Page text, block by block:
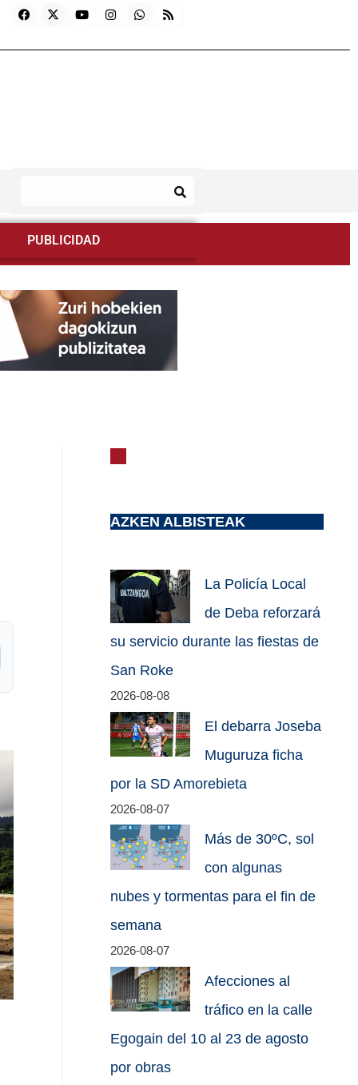
PUBLICIDAD
AZKEN ALBISTEAK
La Policía Local
de Deba reforzará
su servicio durante las fiestas de
San Roke
2026-08-08
El debarra Joseba
Muguruza ficha
por la SD Amorebieta
2026-08-07
Más de 30ºC, sol
con algunas
nubes y tormentas para el fin de
semana
2026-08-07
Afecciones al
tráfico en la calle
Egogain del 10 al 23 de agosto
por obras